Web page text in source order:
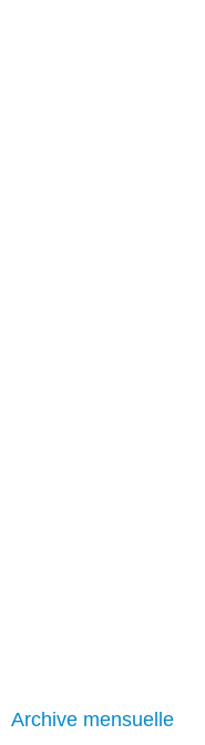
Archive mensuelle